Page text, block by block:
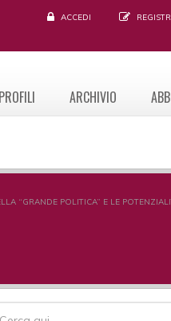
ACCEDI
PROFILI ARCHIVIO
“GRANDE POLITICA” E LE
DI RICERCA